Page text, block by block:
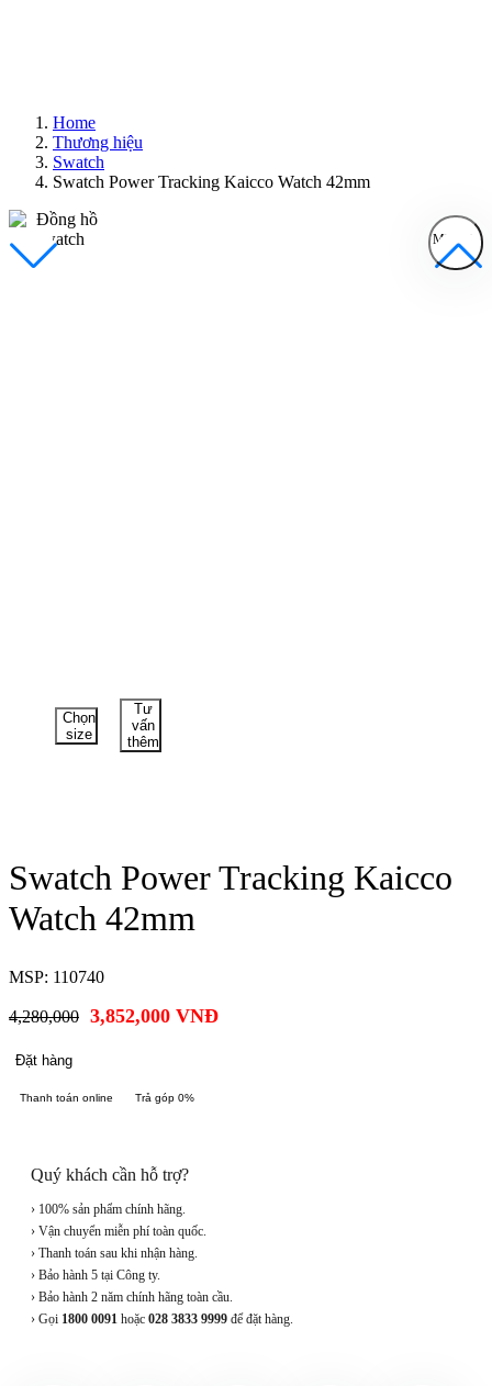
Home
Thương hiệu
Swatch
Swatch Power Tracking Kaicco Watch 42mm
MENU
Đồng Hồ Nam
Chọn
size
Tư
vấn
thêm
Swatch Power Tracking Kaicco
Watch 42mm
MSP: 110740
4,280,000 3,852,000 VNĐ
Đặt hàng
Thanh toán online Trả góp 0%
Quý khách cần hỗ trợ?
› 100% sản phẩm chính hãng.
› Vận chuyển miễn phí toàn quốc.
› Thanh toán sau khi nhận hàng.
› Bảo hành 5 tại Công ty.
› Bảo hành 2 năm chính hãng toàn cầu.
› Gọi 1800 0091 hoặc 028 3833 9999 để đặt hàng.